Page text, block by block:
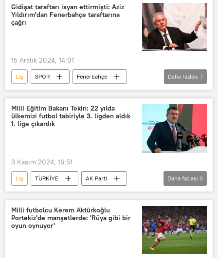
Arda Turan
Transfer
Gidişat taraftarı isyan ettirmişti: Aziz
Yıldırım'dan Fenerbahçe taraftarına
çağrı
15 Aralık 2024, 14:01
Lig SPOR
Fenerbahçe
Aziz Yıldırım
Ali Koç
Süper Lig
istifa
Futbol
Türkiye Futbol Federasyonu (TFF)
Daha fazlası 7
Milli Eğitim Bakanı Tekin: 22 yılda
ülkemizi futbol tabiriyle 3. ligden aldık
1. lige çıkardık
3 Kasım 2024, 16:51
Lig TÜRKİYE
AK Parti
Milli Eğitim Bakanlığı
Yusuf Tekin
TFF 1. Lig
Daha fazlası 3
Milli futbolcu Kerem Aktürkoğlu
Portekiz'de manşetlerde: 'Rüya gibi bir
oyun oynuyor'